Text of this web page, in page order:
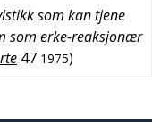
som kan tjene
som erke-reaksjonær
47 1975)